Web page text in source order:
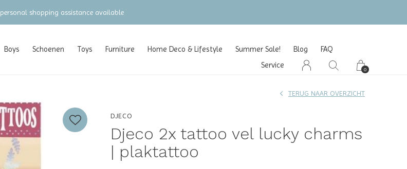
Boys Schoenen Toys Furniture Home Deco & Lifestyle Summer Sale! Blog
FAQ
Service
0
gratis verzending vanaf €100 (NL/BE/DE)
DJECO
Djeco 2x tattoo vel lucky charms
| plaktattoo
TERUG NAAR OVERZICHT